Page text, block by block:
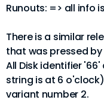
Runouts: => all info
There is a similar
that was pressed by
All Disk identifier
string is at 6
variant number 2.